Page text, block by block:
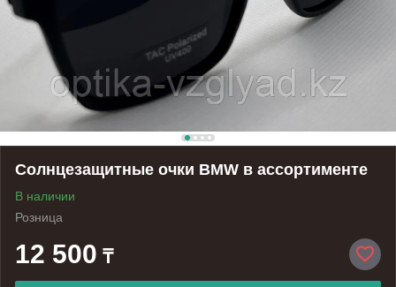
Солнцезащитные очки BMW в ассортименте
В наличии
Розница
12 500 ₸